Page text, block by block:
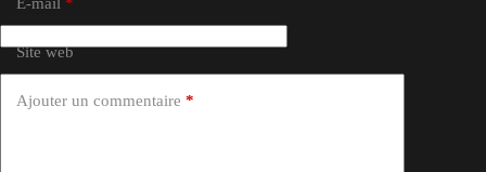
Site web
Ajouter un commentaire *